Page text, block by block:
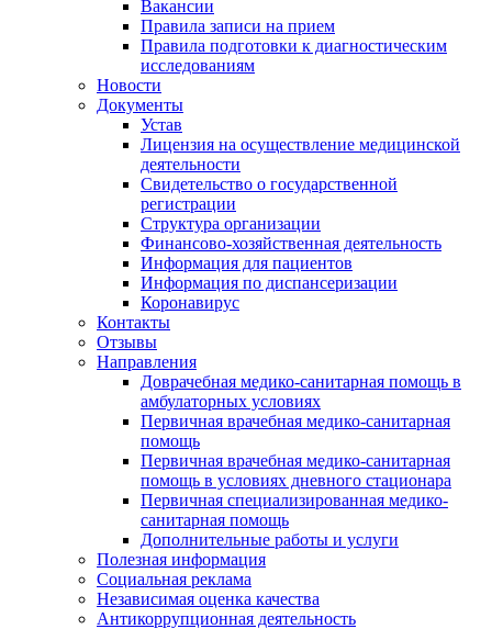
Вакансии
Правила записи на прием
Правила подготовки к диагностическим
исследованиям
Новости
Документы
Устав
Лицензия на осуществление медицинской
деятельности
Свидетельство о государственной
регистрации
Структура организации
Финансово-хозяйственная деятельность
Информация для пациентов
Информация по диспансеризации
Коронавирус
Контакты
Отзывы
Направления
Доврачебная медико-санитарная помощь в
амбулаторных условиях
Первичная врачебная медико-санитарная
помощь
Первичная врачебная медико-санитарная
помощь в условиях дневного стационара
Первичная специализированная медико-
санитарная помощь
Дополнительные работы и услуги
Полезная информация
Социальная реклама
Независимая оценка качества
Антикоррупционная деятельность